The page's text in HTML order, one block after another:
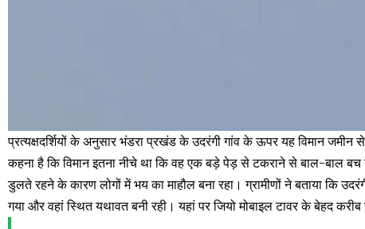
प्रत्यक्षदर्शियों के अनुसार भंडरा प्रखंड के उदरंगी गांव के ऊपर यह विमान जमीन
कहना है कि विमान इतना नीचे था कि वह एक बड़े पेड़ से टकराने से बाल-बाल बच
डुलते रहने के कारण लोगों में भय का माहौल बना रहा। ग्रामीणों ने बताया कि
गया और वहां स्थित यथावत बनी रही। यहां पर जियो मोबाइल टावर के बेहद करीब